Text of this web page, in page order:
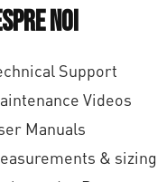
p
â
n
ă
l
noi
Support
Videos
Manuals
& sizing